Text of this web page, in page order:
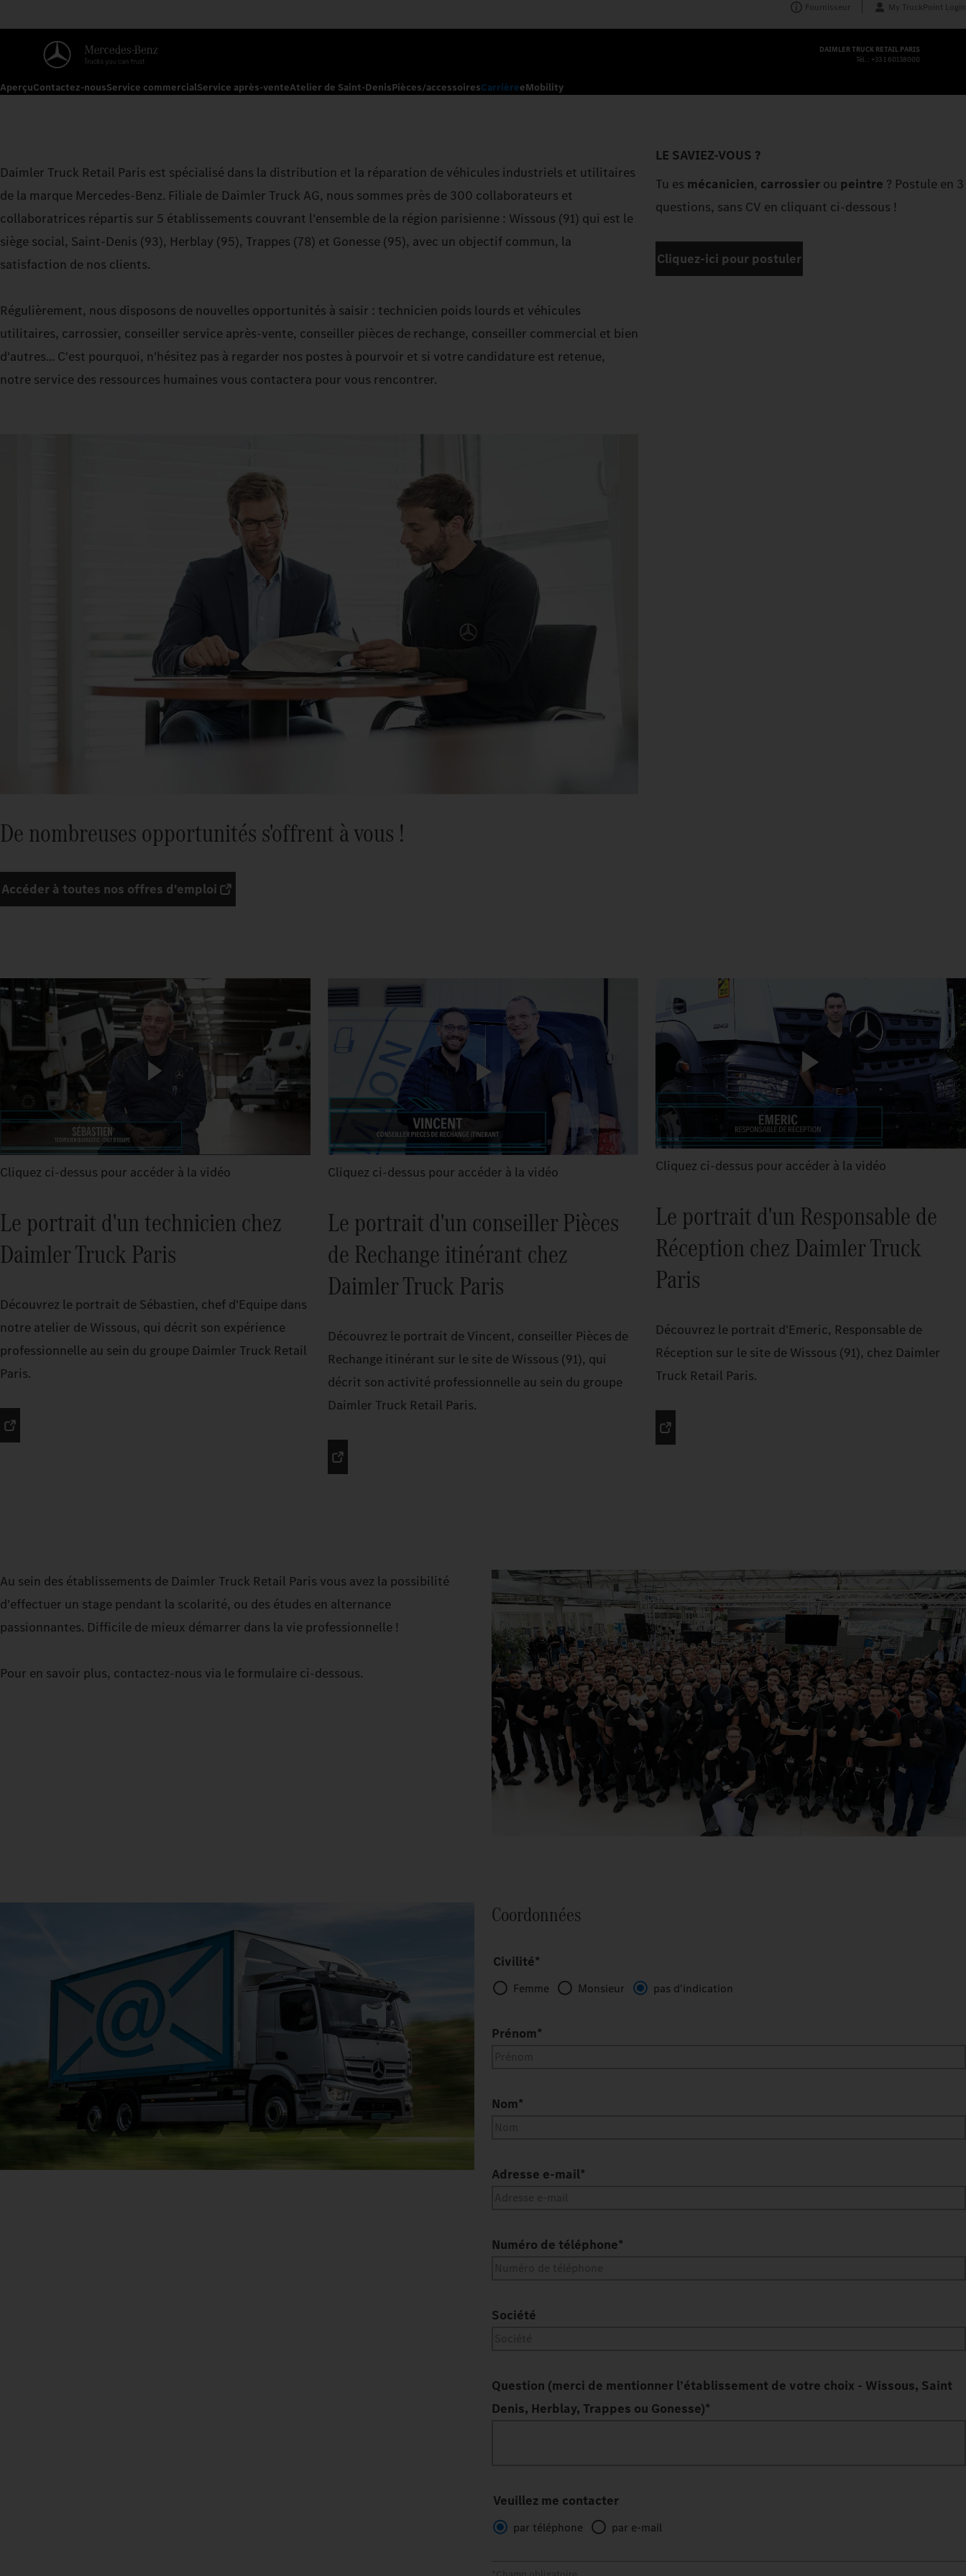
Fournisseur My TruckPoint Login
DAIMLER TRUCK RETAIL PARIS
Tél. : +33 1 60138000
AperçuContactez-nousService commercialService après-venteAtelier de Saint-DenisPièces/accessoiresCarrièreeMobility
Daimler Truck Retail Paris est spécialisé dans la distribution et la réparation de véhicules industriels et utilitaires
de la marque Mercedes-Benz. Filiale de Daimler Truck AG, nous sommes près de 300 collaborateurs et
collaboratrices répartis sur 5 établissements couvrant l'ensemble de la région parisienne : Wissous (91) qui est le
siège social, Saint-Denis (93), Herblay (95), Trappes (78) et Gonesse (95), avec un objectif commun, la
satisfaction de nos clients.
Régulièrement, nous disposons de nouvelles opportunités à saisir : technicien poids lourds et véhicules
utilitaires, carrossier, conseiller service après-vente, conseiller pièces de rechange, conseiller commercial et bien
d'autres... C'est pourquoi, n'hésitez pas à regarder nos postes à pourvoir et si votre candidature est retenue,
notre service des ressources humaines vous contactera pour vous rencontrer.
De nombreuses opportunités s'offrent à vous !
Accéder à toutes nos offres d'emploi
LE SAVIEZ-VOUS ?
Tu es mécanicien, carrossier ou peintre ? Postule en 3
questions, sans CV en cliquant ci-dessous !
Cliquez-ici pour postuler
Cliquez ci-dessus pour accéder à la vidéo
Le portrait d'un technicien chez
Daimler Truck Paris
Découvrez le portrait de Sébastien, chef d'Equipe dans
notre atelier de Wissous, qui décrit son expérience
professionnelle au sein du groupe Daimler Truck Retail
Paris.
Cliquez ci-dessus pour accéder à la vidéo
Le portrait d'un conseiller Pièces
de Rechange itinérant chez
Daimler Truck Paris
Découvrez le portrait de Vincent, conseiller Pièces de
Rechange itinérant sur le site de Wissous (91), qui
décrit son activité professionnelle au sein du groupe
Daimler Truck Retail Paris.
Cliquez ci-dessus pour accéder à la vidéo
Le portrait d'un Responsable de
Réception chez Daimler Truck
Paris
Découvrez le portrait d'Emeric, Responsable de
Réception sur le site de Wissous (91), chez Daimler
Truck Retail Paris.
Au sein des établissements de Daimler Truck Retail Paris vous avez la possibilité
d'effectuer un stage pendant la scolarité, ou des études en alternance
passionnantes. Difficile de mieux démarrer dans la vie professionnelle !
Pour en savoir plus, contactez-nous via le formulaire ci-dessous.
Coordonnées
Civilité*
Femme Monsieur pas d'indication
Prénom*
Nom*
Adresse e-mail*
Numéro de téléphone*
Société
Question (merci de mentionner l’établissement de votre choix - Wissous, Saint
Denis, Herblay, Trappes ou Gonesse)*
Veuillez me contacter
par téléphone par e-mail